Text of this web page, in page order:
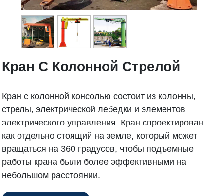
Кран С Колонной Стрелой
Кран с колонной консолью состоит из колонны,
стрелы, электрической лебедки и элементов
электрического управления. Кран спроектирован
как отдельно стоящий на земле, который может
вращаться на 360 градусов, чтобы подъемные
работы крана были более эффективными на
небольшом расстоянии.